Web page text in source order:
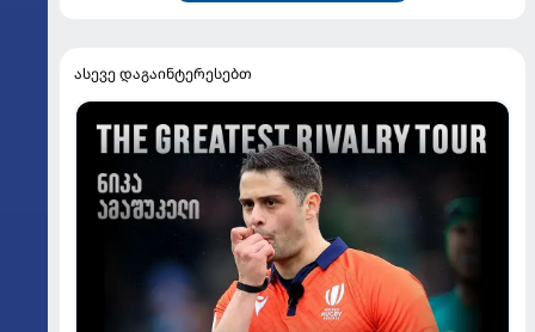
ასევე დაგაინტერესებთ